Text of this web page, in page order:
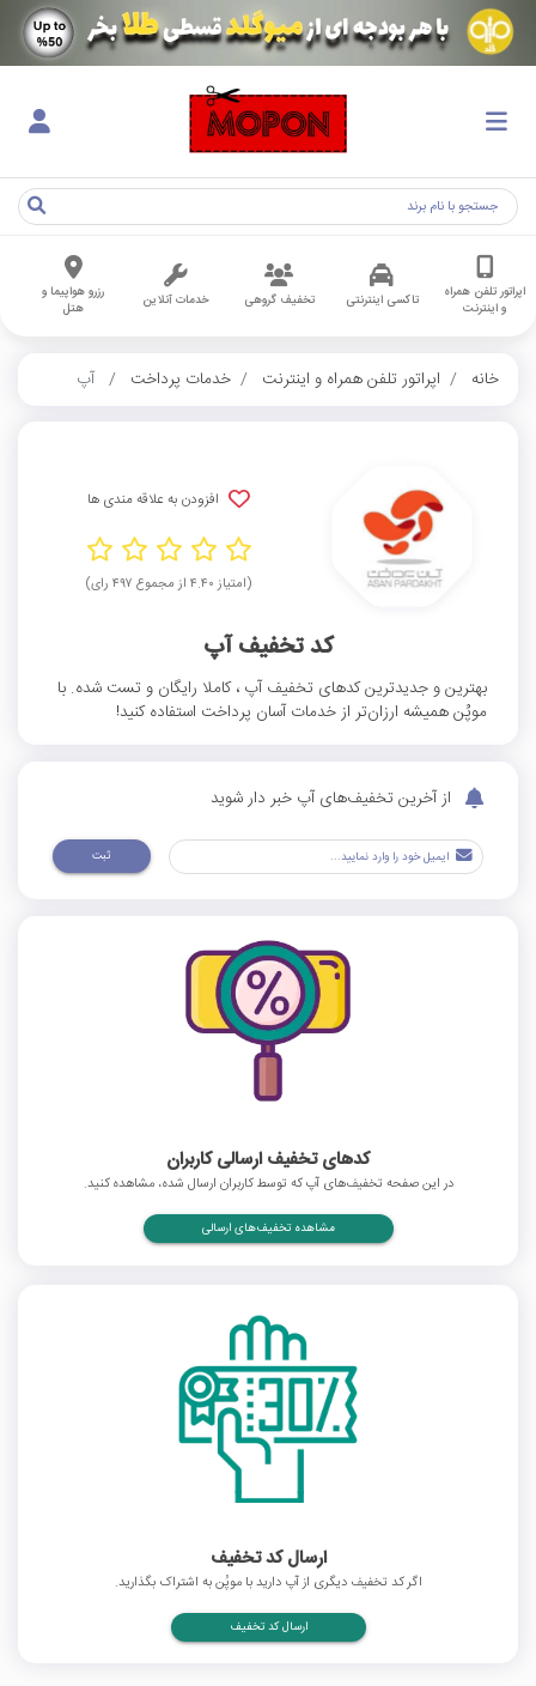
اپراتور تلفن همراه
و اینترنت
تاکسی اینترنتی تخفیف گروهی خدمات آنلاین
رزرو هواپیما و
هتل
خانه اپراتور تلفن همراه و اینترنت خدمات پرداخت آپ
افزودن به علاقه مندی ها
(امتیاز ۴.۴۰ از مجموع ۴۹۷ رای)
کد تخفیف آپ
بهترین و جدیدترین کدهای تخفیف آپ ، کاملا رایگان و تست شده. با
موپُن همیشه ارزان‌تر از خدمات آسان پرداخت استفاده کنید!
از آخرین تخفیف‌های آپ خبر دار شوید
ثبت
کدهای تخفیف ارسالی کاربران
در این صفحه تخفیف‌های آپ که توسط کاربران ارسال شده، مشاهده کنید.
مشاهده تخفیف‌های ارسالی
ارسال کد تخفیف
اگر کد تخفیف دیگری از آپ دارید با موپُن به اشتراک بگذارید.
ارسال کد تخفیف